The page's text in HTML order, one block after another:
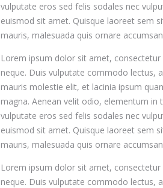
vulputate eros sed felis sodales nec
euismod sit amet. Quisque laoreet sem
mauris, malesuada quis ornare
Lorem ipsum dolor sit amet,
neque. Duis vulputate commodo lectus,
mauris molestie elit, et lacinia ipsum
magna. Aenean velit odio, elementum
vulputate eros sed felis sodales nec
euismod sit amet. Quisque laoreet sem
mauris, malesuada quis ornare
Lorem ipsum dolor sit amet,
neque. Duis vulputate commodo lectus,